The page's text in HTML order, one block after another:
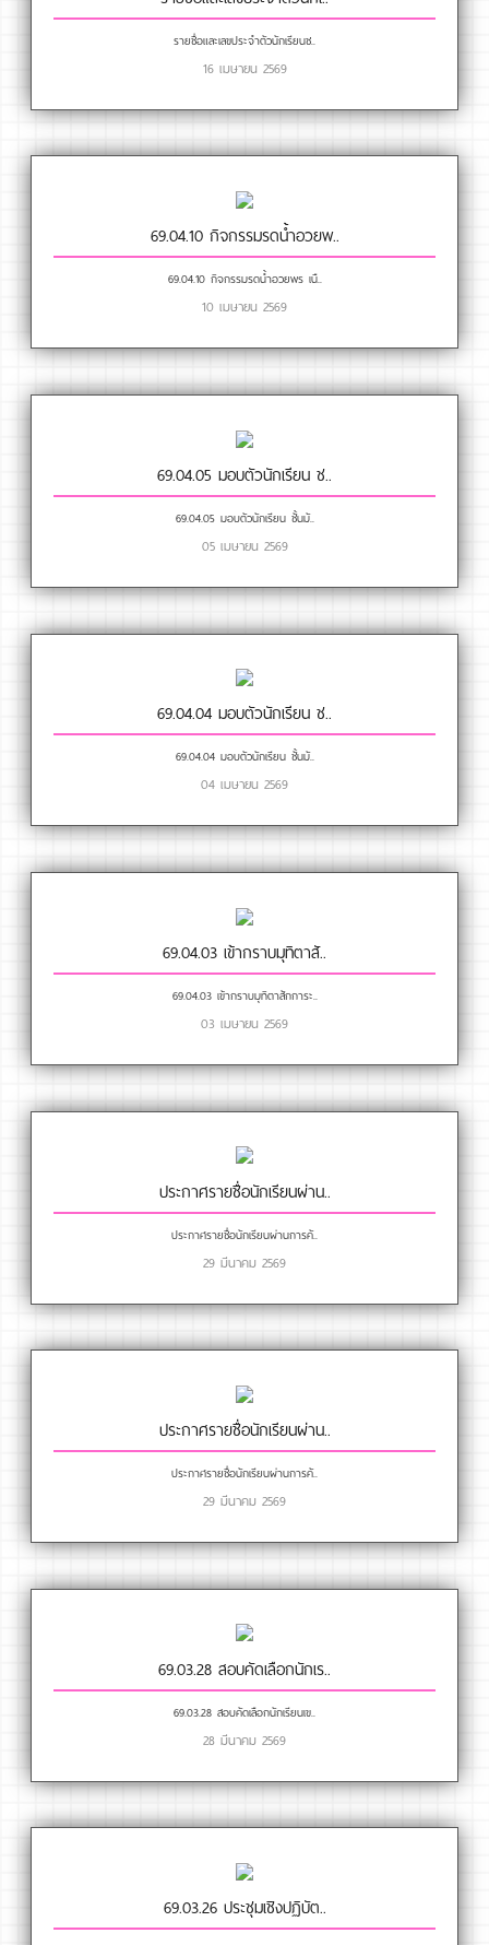
รายชื่อและเลขประจำตัวนักเรียนช..
16 เมษายน 2569
69.04.10 กิจกรรมรดน้ำอวยพ..
69.04.10 กิจกรรมรดน้ำอวยพร เนื..
10 เมษายน 2569
69.04.05 มอบตัวนักเรียน ช..
69.04.05 มอบตัวนักเรียน ชั้นมั..
05 เมษายน 2569
69.04.04 มอบตัวนักเรียน ช..
69.04.04 มอบตัวนักเรียน ชั้นมั..
04 เมษายน 2569
69.04.03 เข้ากราบมุทิตาสั..
69.04.03 เข้ากราบมุทิตาสักการะ..
03 เมษายน 2569
ประกาศรายชื่อนักเรียนผ่าน..
ประกาศรายชื่อนักเรียนผ่านการคั..
29 มีนาคม 2569
ประกาศรายชื่อนักเรียนผ่าน..
ประกาศรายชื่อนักเรียนผ่านการคั..
29 มีนาคม 2569
69.03.28 สอบคัดเลือกนักเร..
69.03.28 สอบคัดเลือกนักเรียนเข..
28 มีนาคม 2569
69.03.26 ประชุมเชิงปฏิบัต..